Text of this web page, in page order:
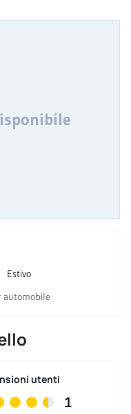
Estivo
automobile
utenti
1